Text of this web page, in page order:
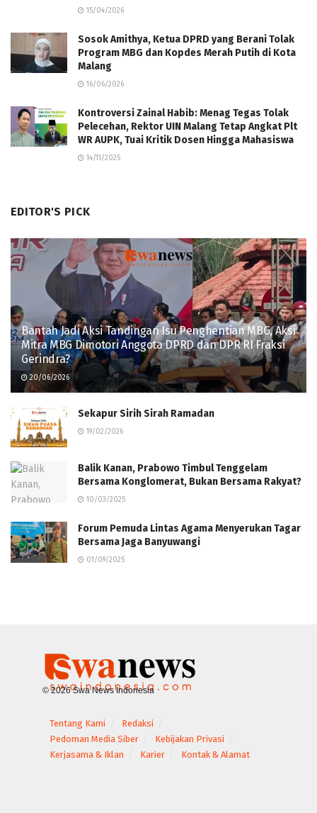
15/04/2026
Sosok Amithya, Ketua DPRD yang Berani Tolak
Program MBG dan Kopdes Merah Putih di Kota
Malang
16/06/2026
Kontroversi Zainal Habib: Menag Tegas Tolak
Pelecehan, Rektor UIN Malang Tetap Angkat Plt
WR AUPK, Tuai Kritik Dosen Hingga Mahasiswa
14/11/2025
EDITOR'S PICK
Bantah Jadi Aksi Tandingan Isu Penghentian MBG, Aksi
Mitra MBG Dimotori Anggota DPRD dan DPR RI Fraksi
Gerindra?
20/06/2026
Sekapur Sirih Sirah Ramadan
19/02/2026
Balik Kanan, Prabowo Timbul Tenggelam
Bersama Konglomerat, Bukan Bersama Rakyat?
10/03/2025
Forum Pemuda Lintas Agama Menyerukan Tagar
Bersama Jaga Banyuwangi
01/09/2025
© 2026 Swa News Indonesia
Tentang Kami
Redaksi
Pedoman Media Siber
Kebijakan Privasi
Kerjasama & Iklan
Karier Kontak & Alamat